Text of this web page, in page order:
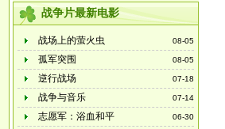
战争片最新电影
08-05
战场上的萤火虫
08-05
孤军突围
07-18
逆行战场
07-14
战争与音乐
06-30
志愿军：浴血和平